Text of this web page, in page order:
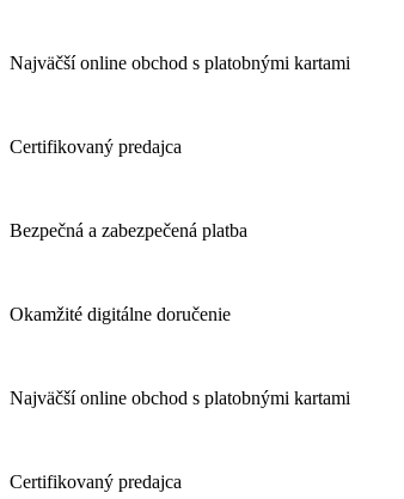
Najväčší online obchod s platobnými kartami
Certifikovaný predajca
Bezpečná a zabezpečená platba
Okamžité digitálne doručenie
Najväčší online obchod s platobnými kartami
Certifikovaný predajca